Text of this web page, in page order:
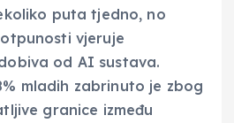
puta tjedno, no
vjeruje
od AI sustava.
mladih zabrinuto je zbog
granice između